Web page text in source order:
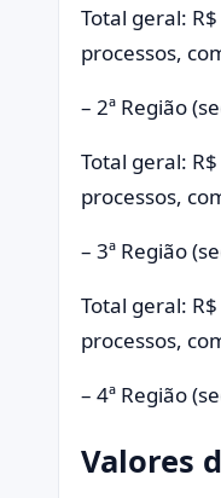
Total geral:
processos,
– 2ª Região
Total geral:
processos,
– 3ª Região
Total geral:
processos,
– 4ª Região
Valores